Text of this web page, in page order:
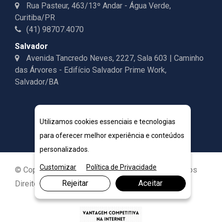
Rua Pasteur, 463/13º Andar - Água Verde,
Curitiba/PR
(41) 98707.4070
Salvador
Avenida Tancredo Neves, 2227, Sala 603 | Caminho
das Árvores - Edifício Salvador Prime Work,
Salvador/BA
© Copyright 2026. DIVIA Marketing Digital. Todos os
Direitos Reservados
Utilizamos cookies essenciais e tecnologias
para oferecer melhor experiência e conteúdos
personalizados.
Customizar Política de Privacidade
Rejeitar Aceitar